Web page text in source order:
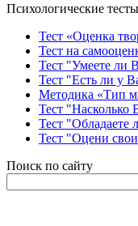
Психологические тесты
Тест «Оценка
Тест на
Тест "Умеете ли
Тест "Есть ли у
Методика «Тип
Тест "Насколько
Тест "Обладаете
Тест "Оцени свои
Поиск по сайту